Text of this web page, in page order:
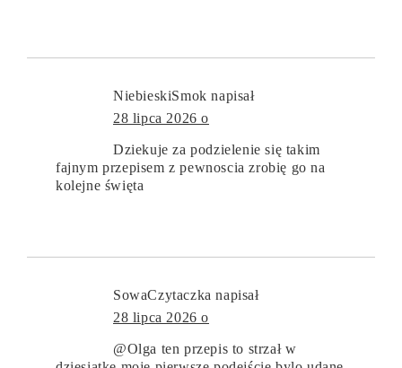
NiebieskiSmok napisał
28 lipca 2026 o
Dziekuje za podzielenie się takim
fajnym przepisem z pewnoscia zrobię go na
kolejne święta
SowaCzytaczka napisał
28 lipca 2026 o
@Olga ten przepis to strzał w